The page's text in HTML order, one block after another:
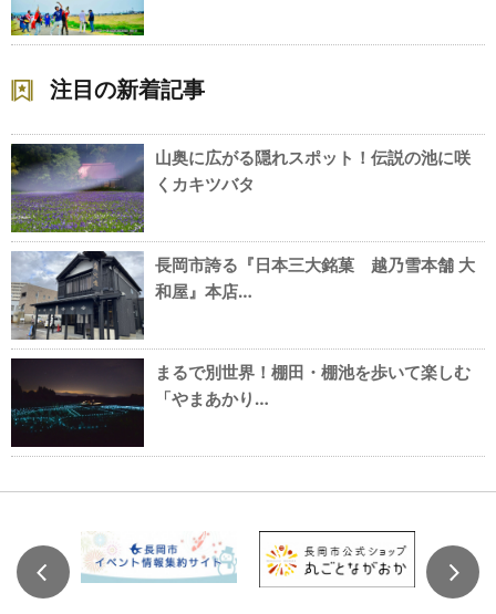
注目の新着記事
山奥に広がる隠れスポット！伝説の池に咲
くカキツバタ
長岡市誇る『日本三大銘菓 越乃雪本舗 大
和屋』本店…
まるで別世界！棚田・棚池を歩いて楽しむ
「やまあかり…